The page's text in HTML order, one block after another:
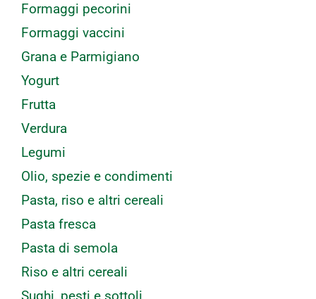
Formaggi pecorini
Formaggi vaccini
Grana e Parmigiano
Yogurt
Frutta
Verdura
Legumi
Olio, spezie e condimenti
Pasta, riso e altri cereali
Pasta fresca
Pasta di semola
Riso e altri cereali